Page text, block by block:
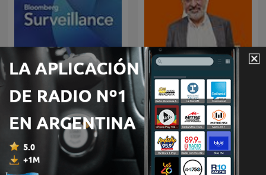
Bloomberg Surveillance
Mañanas en Libertad con
Luis del Pino